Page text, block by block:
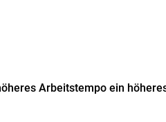
Arbeitstempo ein